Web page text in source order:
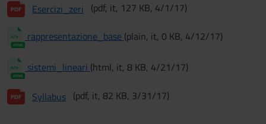
Esercizi_zeri
(pdf, it, 127 KB, 4/1/17)
rappresentazione_base (plain, it, 0 KB, 4/12/17)
sistemi_lineari (html, it, 8 KB, 4/21/17)
Syllabus (pdf, it, 82 KB, 3/31/17)